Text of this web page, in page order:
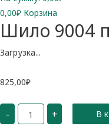
0,00₽ Корзина
Шило 9004
Загрузка...
825,00₽
-
Количество
Шило
9004
+
В